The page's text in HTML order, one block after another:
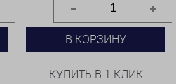
В КОРЗИНУ
КУПИТЬ В 1 КЛИК